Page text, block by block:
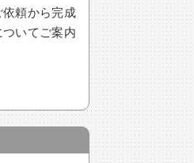
頼から完成
いてご案内